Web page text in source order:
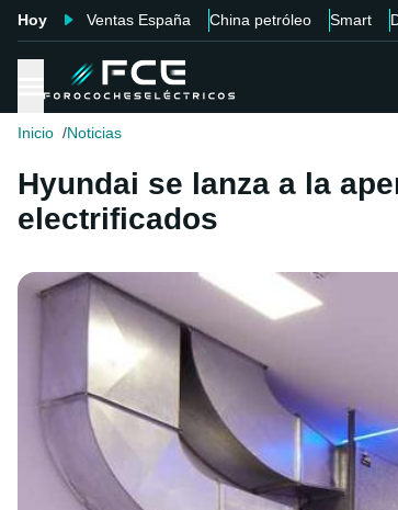
Hoy Ventas España China petróleo Smart
Inicio Noticias
Hyundai se lanza a la
electrificados